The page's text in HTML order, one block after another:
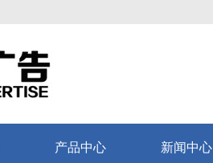
产品中心 新闻中心